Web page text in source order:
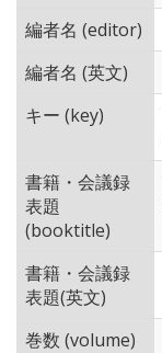
編者名 (editor)
編者名 (英文)
キー (key)
書籍・会議録
表題
(booktitle)
書籍・会議録
表題(英文)
巻数 (volume)